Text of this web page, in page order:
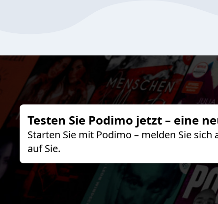
Testen Sie Podimo jetzt – eine
Starten Sie mit Podimo – melden Sie
auf Sie.